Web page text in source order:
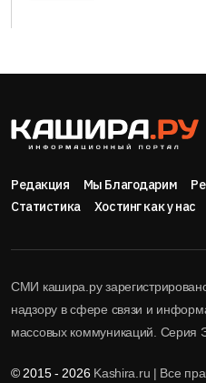
Редакция Мы Благодарим
Статистика
Хостинг как у нас
СМИ кашира.ру
надзору в сфере связи и
массовых коммуникаций.
© 2015 - 2026Kashira.ru | Все